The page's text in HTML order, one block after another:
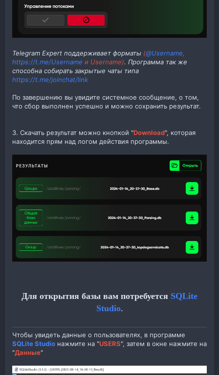
Telegram Expert поддерживает форматы (@Username,
https://t.me/Username и Username). Программа так же
способна собирать закрытые чаты типа
https://t.me/joinchat/link
По завершению вы увидите системное сообщение, о том,
что сбор выполнен успешно и можно сохранить результат.
3. Скачать результат можно кнопкой "Download", которая
находится прям над логом действия программы.
Для открытия базы вам потребуется SQLite
Studio.
Чтобы увидеть данные о пользователях, в программе
SQLite Studio нажмите на "USERS", затем в окне нажмите на
"Данные"